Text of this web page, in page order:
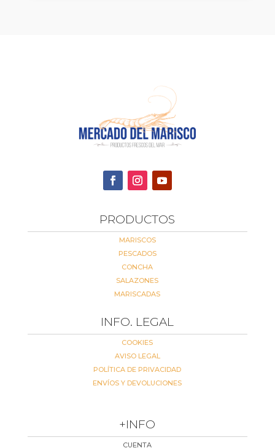
PRODUCTOS
MARISCOS
PESCADOS
CONCHA
SALAZONES
MARISCADAS
INFO. LEGAL
COOKIES
AVISO LEGAL
POLÍTICA DE PRIVACIDAD
ENVÍOS Y DEVOLUCIONES
+INFO
CUENTA